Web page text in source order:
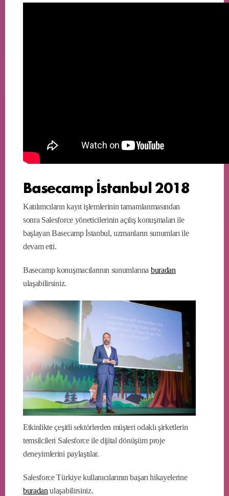
Basecamp İstanbul 2018
Katılımcıların kayıt işlemlerinin tamamlanmasından
sonra Salesforce yöneticilerinin açılış konuşmaları ile
başlayan Basecamp İstanbul, uzmanların sunumları ile
devam etti.
Basecamp konuşmacılarının sunumlarına buradan
ulaşabilirsiniz.
Etkinlikte çeşitli sektörlerden müşteri odaklı şirketlerin
temsilcileri Salesforce ile dijital dönüşüm proje
deneyimlerini paylaştılar.
Salesforce Türkiye kullanıcılarının başarı hikayelerine
buradan ulaşabilirsiniz.